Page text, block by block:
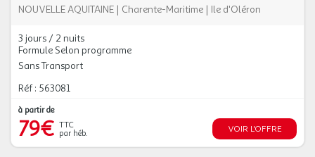
NOUVELLE AQUITAINE | Charente-Maritime | Ile d'Oléron
3 jours / 2 nuits
Formule Selon programme
Sans Transport
Réf : 563081
à partir de
79€ TTC
par héb.
VOIR L'OFFRE